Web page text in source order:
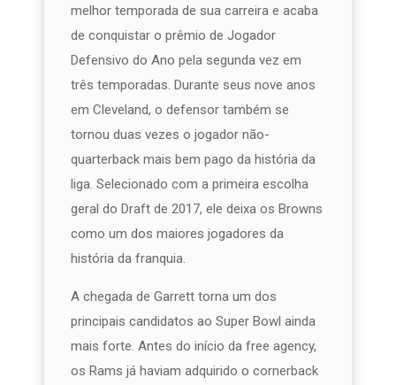
melhor temporada de sua carreira e acaba
de conquistar o prêmio de Jogador
Defensivo do Ano pela segunda vez em
três temporadas. Durante seus nove anos
em Cleveland, o defensor também se
tornou duas vezes o jogador não-
quarterback mais bem pago da história da
liga. Selecionado com a primeira escolha
geral do Draft de 2017, ele deixa os Browns
como um dos maiores jogadores da
história da franquia.
A chegada de Garrett torna um dos
principais candidatos ao Super Bowl ainda
mais forte. Antes do início da free agency,
os Rams já haviam adquirido o cornerback